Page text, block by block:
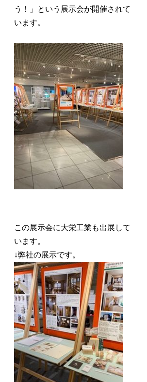
う！
」という展示会が開催されて
います。
この展示会に大栄工業も出展して
います。
↓弊社の展示です。